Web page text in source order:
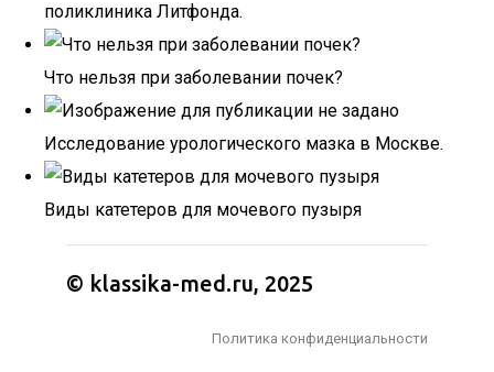
поликлиника Литфонда.
Что нельзя при заболевании почек?
Исследование урологического мазка в Москве.
Виды катетеров для мочевого пузыря
© klassika-med.ru, 2025
Политика конфиденциальности